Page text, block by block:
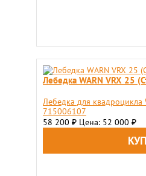
Лебедка WARN VRX 25
Лебедка для квадроцикла
715006107
58 200 ₽ Цена: 52 000 ₽